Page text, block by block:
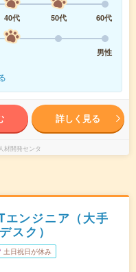
40代 50代
60代
男性
詳しく見る
材開発センタ
ンジニア（大手
スク）
土日祝日が休み